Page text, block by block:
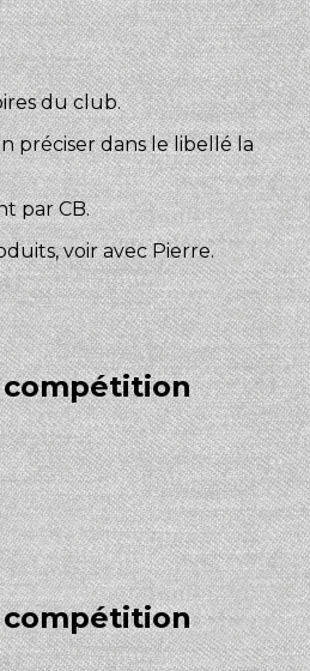
du club.
préciser dans le libellé la
par CB.
voir avec Pierre.
compétition
compétition